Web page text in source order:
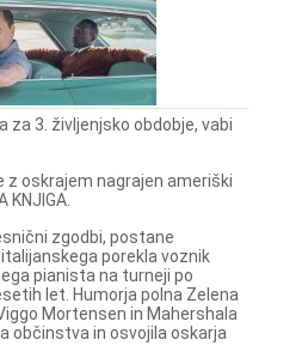
za 3. življenjsko obdobje, vabi
z oskrajem nagrajen ameriški
KNJIGA.
zgodbi, postane
porekla voznik
pianista na turneji po
let. Humorja polna Zelena
Mortensen in Mahershala
občinstva in osvojila oskarja